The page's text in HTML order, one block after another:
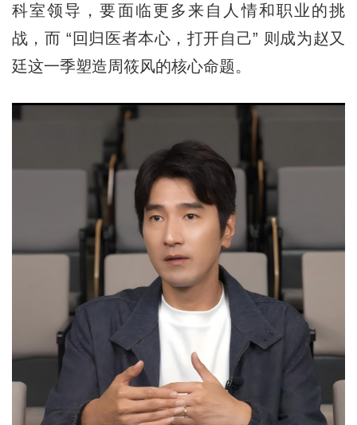
科室领导，要面临更多来自人情和职业的挑
战，而 “回归医者本心，打开自己” 则成为赵又
廷这一季塑造周筱风的核心命题。